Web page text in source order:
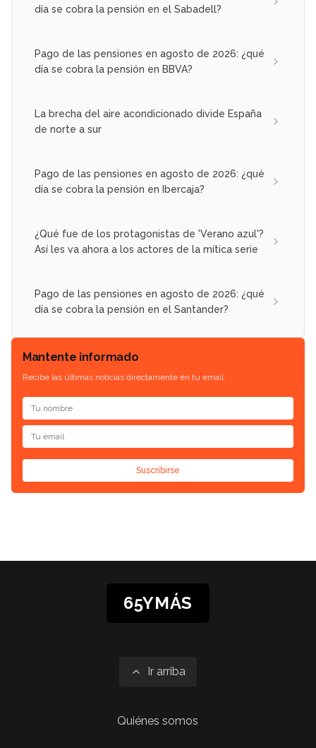
día se cobra la pensión en el Sabadell?
Pago de las pensiones en agosto de 2026: ¿qué
día se cobra la pensión en BBVA?
La brecha del aire acondicionado divide España
de norte a sur
Pago de las pensiones en agosto de 2026: ¿qué
día se cobra la pensión en Ibercaja?
¿Qué fue de los protagonistas de 'Verano azul'?
Así les va ahora a los actores de la mítica serie
Pago de las pensiones en agosto de 2026: ¿qué
día se cobra la pensión en el Santander?
Mantente informado
Recibe las últimas noticias directamente en tu email.
Suscribirse
65YMÁS
Ir arriba
Quiénes somos